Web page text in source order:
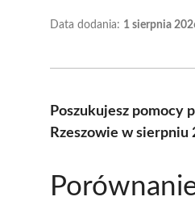
Data dodania: 1 sierpnia
Poszukujesz pomocy
Rzeszowie w